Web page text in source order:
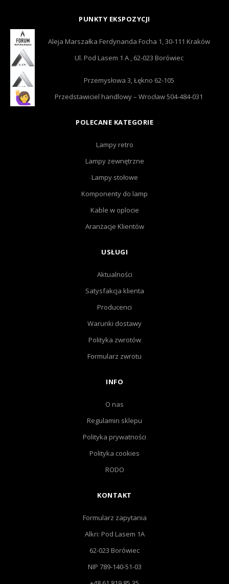
PUNKTY EKSPOZYCJI
Aleja Marszałka Ferdynanda Focha 1, 30-111 Kraków
Ul. Pod Lasem 1 A , 62-023 Borówiec
Przemysłowa 3, Łękno 62-105
Przedstawiciel handlowy – Wrocław 504-484-031
POLECANE KATEGORIE
Lampy retro
Lampy zewnętrzne
Lampy stołowe
Komponenty do lamp
Kable w oplocie
Aranżacje Klientów
USŁUGI
Aktualności
Satysfakcja klienta
Producenci
Warunki dostawy
Polityka zwrotów
Formularz zwrotu
INFO
O nas
Regulamin sklepu
Polityka prywatności
Polityka cookies
RODO
KONTAKT
Formularz zapytania
Alkri: Pod Lasem 1A
62-023 Borówiec
NIP 789-140-51-03